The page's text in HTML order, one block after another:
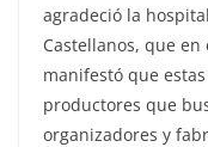
agradeció la
Castellanos, que
manifestó que
productores que
organizadores y